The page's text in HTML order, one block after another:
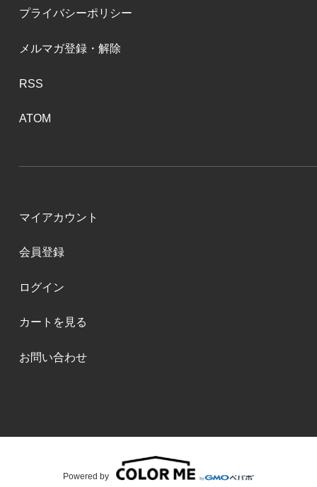
プライバシーポリシー
メルマガ登録・解除
RSS
ATOM
マイアカウント
会員登録
ログイン
カートを見る
お問い合わせ
Powered by